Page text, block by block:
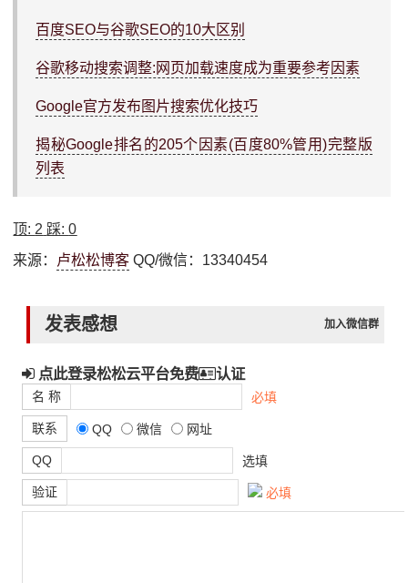
百度SEO与谷歌SEO的10大区别
谷歌移动搜索调整:网页加载速度成为重要参考因素
Google官方发布图片搜索优化技巧
揭秘Google排名的205个因素(百度80%管用)完整版
列表
顶: 2 踩:0
来源： 卢松松博客 QQ/微信：13340454
发表感想 加入微信群
点此登录松松云平台免费 认证
名 称 必填
联系 QQ 微信 网址
QQ 选填
验证 必填